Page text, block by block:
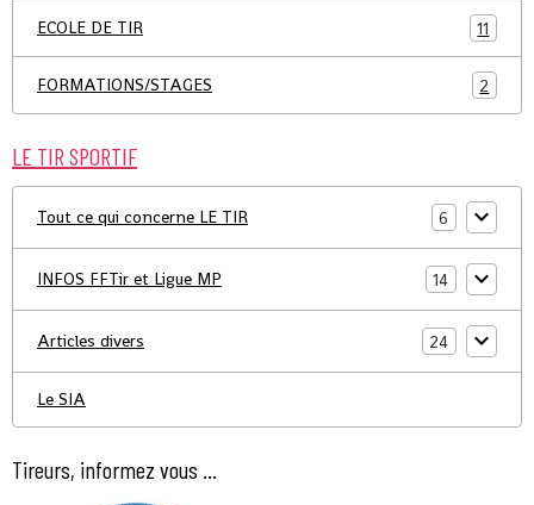
ECOLE DE TIR 11
FORMATIONS/STAGES 2
LE TIR SPORTIF
Tout ce qui concerne LE TIR 6
INFOS FFTir et Ligue MP 14
Articles divers 24
Le SIA
Tireurs, informez vous ...